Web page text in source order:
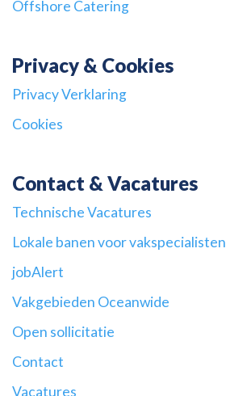
Offshore Catering
Privacy & Cookies
Privacy Verklaring
Cookies
Contact & Vacatures
Technische Vacatures
Lokale banen voor vakspecialisten
jobAlert
Vakgebieden Oceanwide
Open sollicitatie
Contact
Vacatures